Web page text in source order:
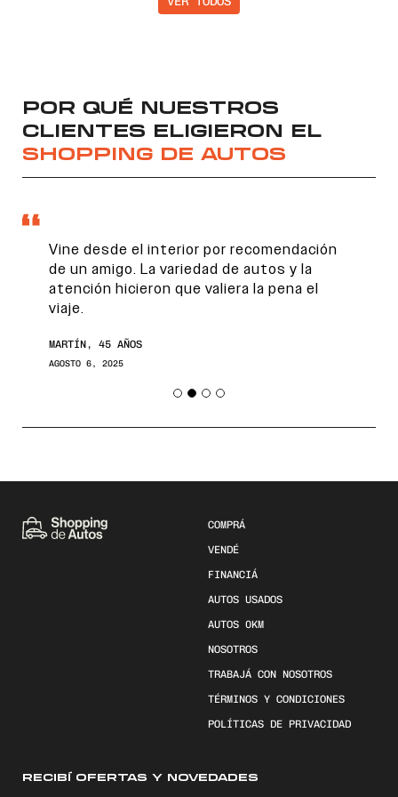
POR QUÉ NUESTROS
CLIENTES ELIGIERON EL
SHOPPING DE AUTOS
Vine desde el interior por recomendación
de un amigo. La variedad de autos y la
atención hicieron que valiera la pena el
viaje.
MARTÍN, 45 AÑOS
AGOSTO 6, 2025
COMPRÁ
VENDÉ
FINANCIÁ
AUTOS USADOS
AUTOS 0KM
NOSOTROS
TRABAJÁ CON NOSOTROS
TÉRMINOS Y CONDICIONES
POLÍTICAS DE PRIVACIDAD
RECIBÍ OFERTAS Y NOVEDADES